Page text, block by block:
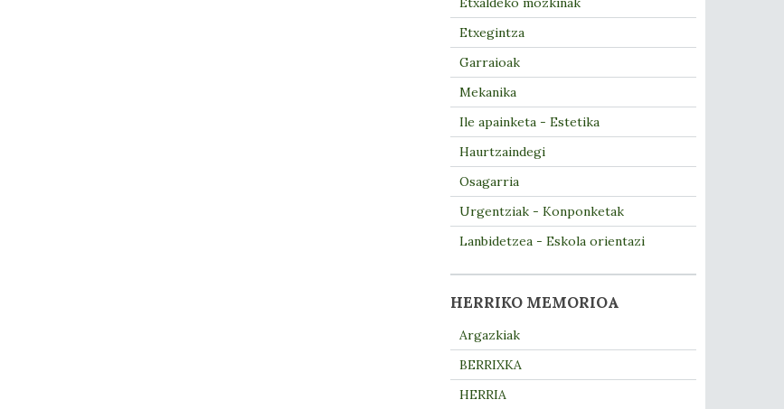
Etxegintza
Garraioak
Mekanika
Ile apainketa - Estetika
Haurtzaindegi
Osagarria
Urgentziak - Konponketak
Lanbidetzea - Eskola orientazi
HERRIKO MEMORIOA
Argazkiak
BERRIXKA
HERRIA